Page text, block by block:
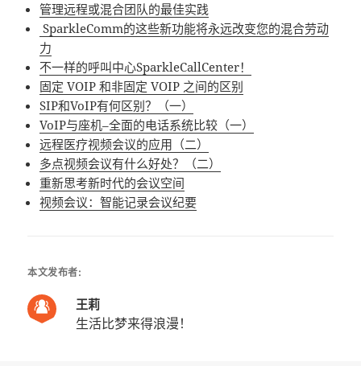
管理远程或混合团队的最佳实践
SparkleComm的这些新功能将永远改变您的混合劳动
力
不一样的呼叫中心SparkleCallCenter！
固定 VOIP 和非固定 VOIP 之间的区别
SIP和VoIP有何区别？（一）
VoIP与座机–全面的电话系统比较（一）
远程医疗视频会议的应用（二）
多点视频会议有什么好处？（二）
重新思考新时代的会议空间
视频会议：智能记录会议纪要
本文发布者:
王莉
生活比梦来得浪漫！